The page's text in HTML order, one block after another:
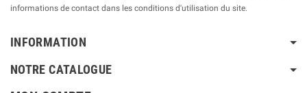
informations de contact dans les conditions d'utilisation du site.
INFORMATION
NOTRE CATALOGUE